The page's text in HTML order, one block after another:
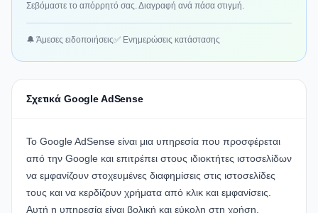
Σεβόμαστε το απόρρητό σας. Διαγραφή ανά πάσα στιγμή.
🔔 Άμεσες ειδοποιήσεις✅ Ενημερώσεις κατάστασης
Σχετικά Google AdSense
Το Google AdSense είναι μια υπηρεσία που προσφέρεται
από την Google και επιτρέπει στους ιδιοκτήτες ιστοσελίδων
να εμφανίζουν στοχευμένες διαφημίσεις στις ιστοσελίδες
τους και να κερδίζουν χρήματα από κλικ και εμφανίσεις.
Αυτή η υπηρεσία είναι βολική και εύκολη στη χρήση,